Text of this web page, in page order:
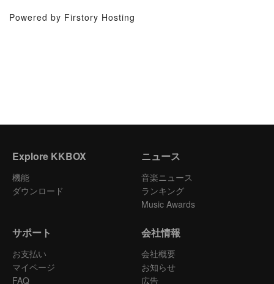
Powered by Firstory Hosting
Explore KKBOX
機能
ダウンロード
ニュース
音楽ニュース
ランキング
Music Awards
サポート
お支払い
マイページ
FAQ
会社情報
会社概要
お知らせ
広告